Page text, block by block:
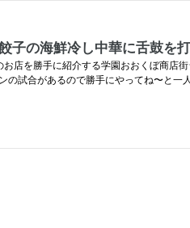
子の海鮮冷し中華に舌鼓を
店を勝手に紹介する学園おおくぼ商店
の試合があるので勝手にやってね〜と一